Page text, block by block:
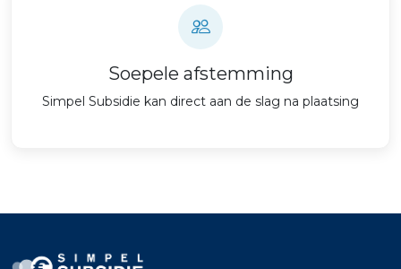
Soepele afstemming
Simpel Subsidie kan direct aan de slag na plaatsing